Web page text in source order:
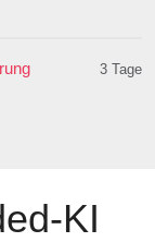
3 Tage
KI